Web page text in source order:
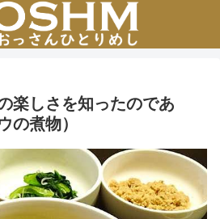
楽しさを知ったのであ
の煮物）